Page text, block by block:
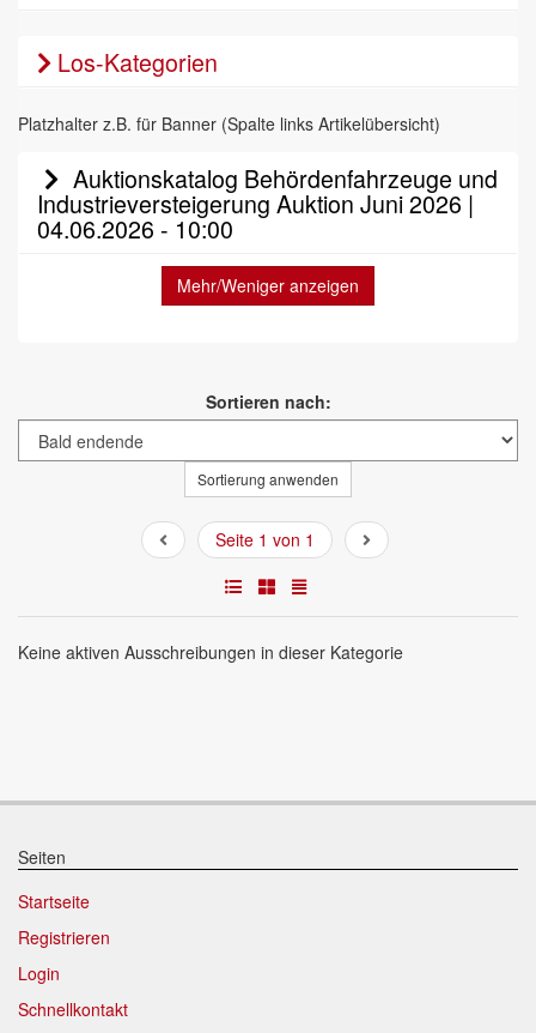
Los-Kategorien
Platzhalter z.B. für Banner (Spalte links Artikelübersicht)
Auktionskatalog Behördenfahrzeuge und
Industrieversteigerung Auktion Juni 2026 |
04.06.2026 - 10:00
Mehr/Weniger anzeigen
Sortieren nach:
Sortierung anwenden
Seite 1 von 1
Keine aktiven Ausschreibungen in dieser Kategorie
Seiten
Startseite
Registrieren
Login
Schnellkontakt